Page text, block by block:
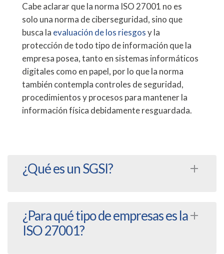
Cabe aclarar que la norma ISO 27001 no es
solo una norma de ciberseguridad, sino que
busca la evaluación de los riesgosy la
protección de todo tipo de información que la
empresa posea, tanto en sistemas informáticos
digitales como en papel, por lo que la norma
también contempla controles de seguridad,
procedimientos y procesos para mantener la
información física debidamente resguardada.
¿Qué es un SGSI?
Es el conjunto de políticas y procedimientos
que una organización diseña e implementa para
gestionar y proteger sistemáticamente su
¿Para qué tipo de empresas es la
ISO 27001?